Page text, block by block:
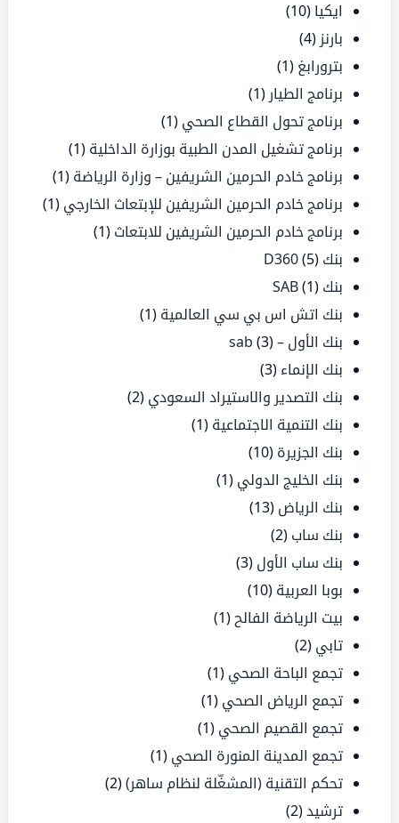
ايكيا (10)
بارنز (4)
بترورابغ (1)
برنامج الطيار (1)
برنامج تحول القطاع الصحي (1)
برنامج تشغيل المدن الطبية بوزارة الداخلية (1)
برنامج خادم الحرمين الشريفين – وزارة الرياضة (1)
برنامج خادم الحرمين الشريفين للإبتعاث الخارجي (1)
برنامج خادم الحرمين الشريفين للابتعاث (1)
بنك D360 (5)
بنك SAB (1)
بنك اتش اس بي سي العالمية (1)
بنك الأول – sab(3)
بنك الإنماء (3)
بنك التصدير والاستيراد السعودي (2)
بنك التنمية الاجتماعية (1)
بنك الجزيرة (10)
بنك الخليج الدولي (1)
بنك الرياض (13)
بنك ساب (2)
بنك ساب الأول (3)
بوبا العربية (10)
بيت الرياضة الفالح (1)
تابي (2)
تجمع الباحة الصحي (1)
تجمع الرياض الصحي (1)
تجمع القصيم الصحي (1)
تجمع المدينة المنورة الصحي (1)
تحكم التقنية (المشغّلة لنظام ساهر)(2)
ترشيد(2)